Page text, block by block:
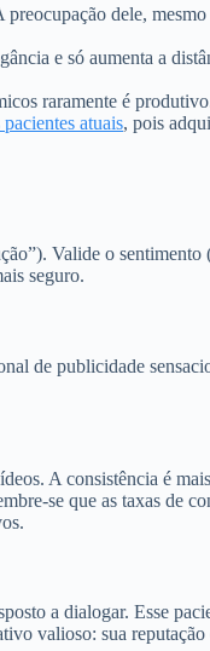
dele,
e só aumenta a
raramente é
pacientes atuais, pois
Valide o
seguro.
de publicidade
A consistência é
se que as taxas de
a dialogar. Esse
valioso: sua